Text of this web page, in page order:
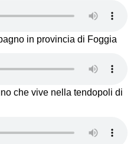
in provincia di Foggia
che vive nella tendopoli di